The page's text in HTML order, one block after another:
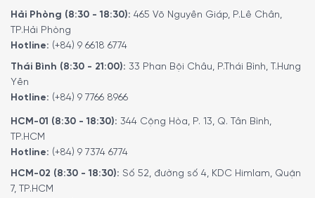
Hải Phòng (8:30 - 18:30): 465 Võ Nguyên Giáp, P.Lê Chân,
TP.Hải Phòng
Hotline: (+84) 9 6618 6774
Thái Bình (8:30 - 21:00): 33 Phan Bội Châu, P.Thái Bình, T.Hưng
Yên
Hotline: (+84) 9 7766 8966
HCM-01 (8:30 - 18:30): 344 Cộng Hòa, P. 13, Q. Tân Bình,
TP.HCM
Hotline: (+84) 9 7374 6774
HCM-02 (8:30 - 18:30): Số 52, đường số 4, KDC Himlam, Quận
7, TP.HCM